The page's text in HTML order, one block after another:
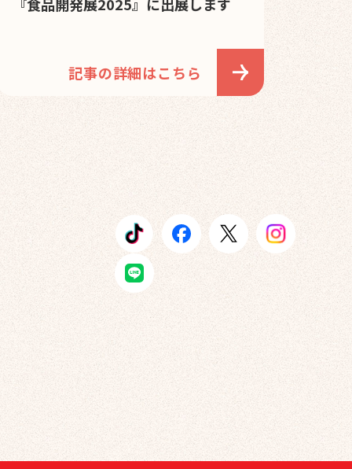
記事の詳細はこちら